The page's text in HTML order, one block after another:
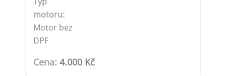
Motor bez
DPF
4.000 Kč